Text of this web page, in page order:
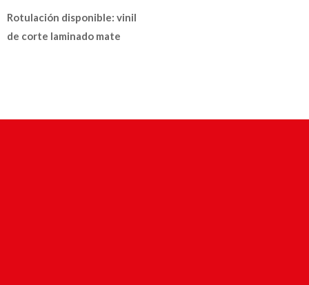
Rotulación disponible: vinil
de corte laminado mate